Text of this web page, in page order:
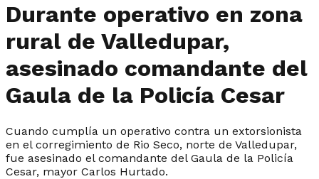
Durante operativo en zona
rural de Valledupar,
asesinado comandante del
Gaula de la Policía Cesar
Cuando cumplía un operativo contra un extorsionista
en el corregimiento de Rio Seco, norte de Valledupar,
fue asesinado el comandante del Gaula de la Policía
Cesar, mayor Carlos Hurtado.